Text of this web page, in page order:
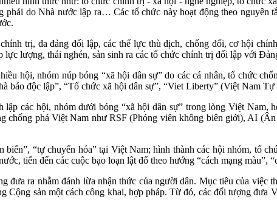
phải do Nhà nước lập ra… Các tổ chức này hoạt động theo nguyên
trị, đa đảng đối lập, các thế lực thù địch, chống đối, cơ hội
lực lượng, thái nghén, sản sinh ra các tổ chức chính trị đối lập với
hội, nhóm núp bóng “xã hội dân sự” do các cá nhân, tổ chức
báo độc lập”, “Tổ chức xã hội dân sự”, “Viet Liberty” (Việt Nam
các hội, nhóm dưới bóng “xã hội dân sự” trong lòng Việt Nam,
chống phá Việt Nam như RSF (Phóng viên không biên giới), AI
“tự chuyển hóa” tại Việt Nam; hình thành các hội nhóm, tổ
tiến đến các cuộc bạo loạn lật đổ theo hướng “cách mạng màu”,
đưa ra nhằm đánh lừa nhận thức của người dân. Mục tiêu của việc
sản một cách công khai, hợp pháp. Từ đó, các đối tượng đưa